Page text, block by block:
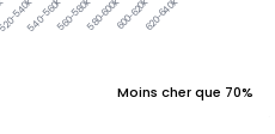
540k540-560k560-580k580-600k600-620k620-640k
Moins cher que 70%